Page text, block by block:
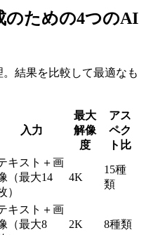
のための4つのAI
結果を比較して最適なも
入力
最大
解像
度
アス
ペク
ト比
キスト＋画
（最大14
）
4K
15種
類
キスト＋画
（最大8
2K 8種類